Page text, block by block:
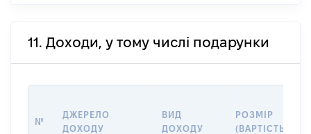
11. Доходи, у тому числі подарунки
№
ДЖЕРЕЛО
ДОХОДУ
ВИД
ДОХОДУ
РОЗМІР
(ВАРТІСТЬ)